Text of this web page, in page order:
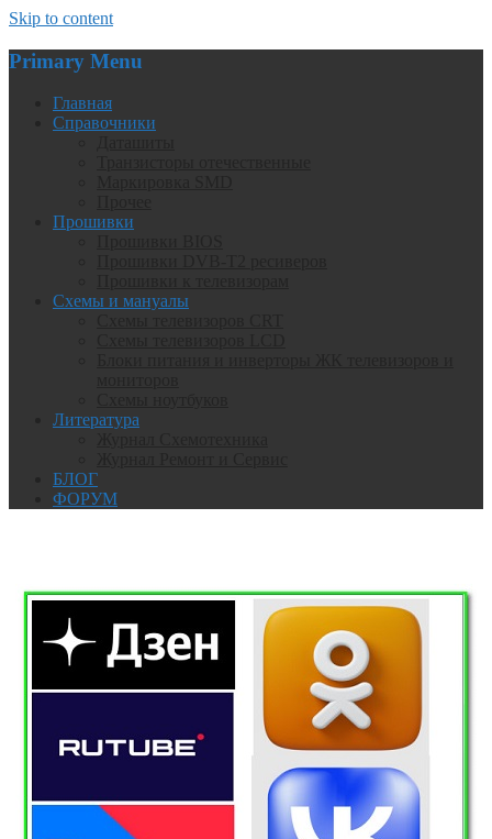
Skip to content
Primary Menu
Главная
Справочники
Прошивки
Схемы и мануалы
Литература
БЛОГ
ФОРУМ